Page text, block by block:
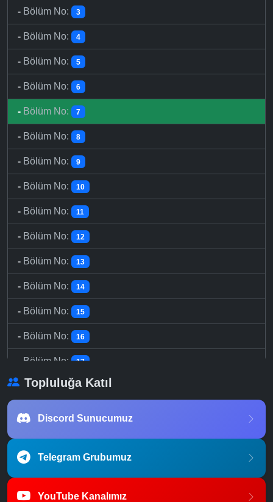
- Bölüm No: 3
- Bölüm No: 4
- Bölüm No: 5
- Bölüm No: 6
- Bölüm No: 7
- Bölüm No: 8
- Bölüm No: 9
- Bölüm No: 10
- Bölüm No: 11
- Bölüm No: 12
- Bölüm No: 13
- Bölüm No: 14
- Bölüm No: 15
- Bölüm No: 16
Bölüm No: 17
- Bölüm No: 18
- Bölüm No:
-Bölüm No: 21
Topluluğa Katıl
Discord Sunucumuz
Telegram Grubumuz
YouTube Kanalımız